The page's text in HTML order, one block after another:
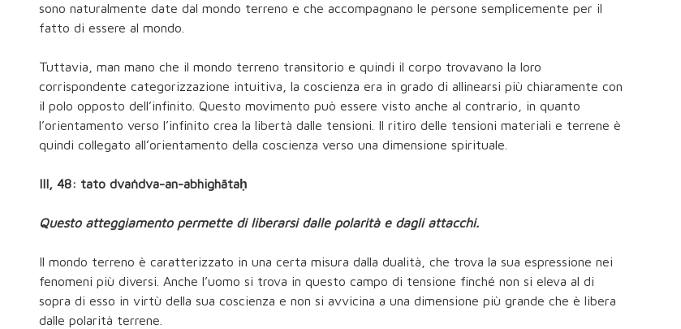
sono naturalmente date dal mondo terreno e che accompagnano le persone semplicemente per il
fatto di essere al mondo.
Tuttavia, man mano che il mondo terreno transitorio e quindi il corpo trovavano la loro
corrispondente categorizzazione intuitiva, la coscienza era in grado di allinearsi più chiaramente con
il polo opposto dell’infinito. Questo movimento può essere visto anche al contrario, in quanto
l’orientamento verso l’infinito crea la libertà dalle tensioni. Il ritiro delle tensioni materiali e terrene è
quindi collegato all’orientamento della coscienza verso una dimensione spirituale.
III, 48: tato dvaṅdva-an-abhighātaḥ
Questo atteggiamento permette di liberarsi dalle polarità e dagli attacchi.
Il mondo terreno è caratterizzato in una certa misura dalla dualità, che trova la sua espressione nei
fenomeni più diversi. Anche l’uomo si trova in questo campo di tensione finché non si eleva al di
sopra di esso in virtù della sua coscienza e non si avvicina a una dimensione più grande che è libera
dalle polarità terrene.